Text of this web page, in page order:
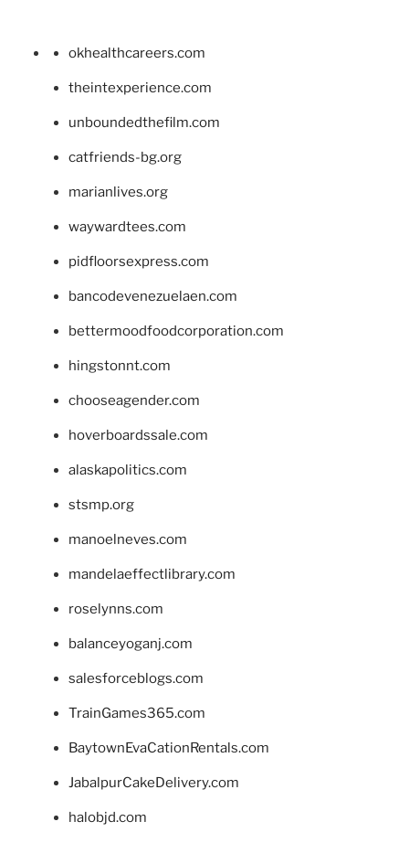
okhealthcareers.com
theintexperience.com
unboundedthefilm.com
catfriends-bg.org
marianlives.org
waywardtees.com
pidfloorsexpress.com
bancodevenezuelaen.com
bettermoodfoodcorporation.com
hingstonnt.com
chooseagender.com
hoverboardssale.com
alaskapolitics.com
stsmp.org
manoelneves.com
mandelaeffectlibrary.com
roselynns.com
balanceyoganj.com
salesforceblogs.com
TrainGames365.com
BaytownEvaCationRentals.com
JabalpurCakeDelivery.com
halobjd.com